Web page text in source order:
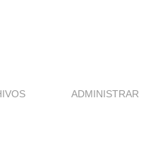
ADMINISTRAR